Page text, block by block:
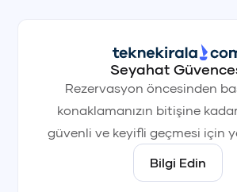
+90 (850) 242 50 50
+90 (850) 242 50 50
Seyahat
Rezervasyon öncesinden
konaklamanızın bitişine
güvenli ve keyifli geçmesi için
Bilgi Edin
+90 (850) 242 50 50